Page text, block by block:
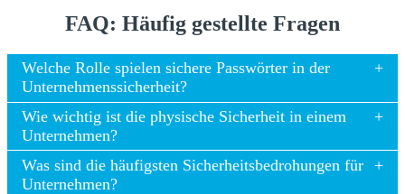
FAQ: Häufig gestellte Fragen
Welche Rolle spielen sichere Passwörter in der
Unternehmenssicherheit?
Wie wichtig ist die physische Sicherheit in einem
Unternehmen?
Was sind die häufigsten Sicherheitsbedrohungen für
Unternehmen?